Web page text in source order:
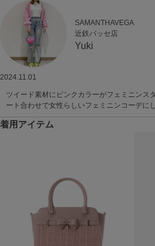
SAMANTHAVEGA
近鉄パッセ店
Yuki
2024.11.01
ツイード素材にピンクカラーがフェミニンス
ート合わせで女性らしいフェミニンコーデに
着用アイテム